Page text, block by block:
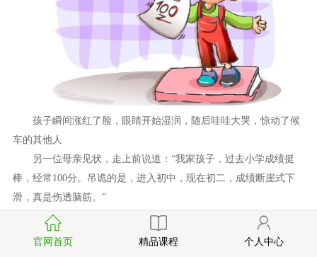
官网首页 精品课程 个人中心
孩子瞬间涨红了脸，眼睛开始湿润，随后哇哇大哭，惊动了候
车的其他人
另一位母亲见状，走上前说道：“我家孩子，过去小学成绩挺
棒，经常100分。吊诡的是，进入初中，现在初二，成绩断崖式下
滑，真是伤透脑筋。”
那位“吼”孩子的母亲，脸色有所缓和。似乎在想，如果逼着孩
子考满分，等孩子到中学，是不也会这样？